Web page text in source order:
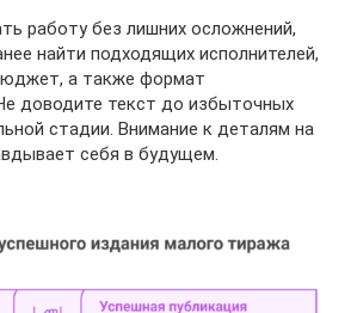
работу без лишних осложнений,
найти подходящих исполнителей,
а также формат
доводите текст до избыточных
стадии. Внимание к деталям на
себя в будущем.